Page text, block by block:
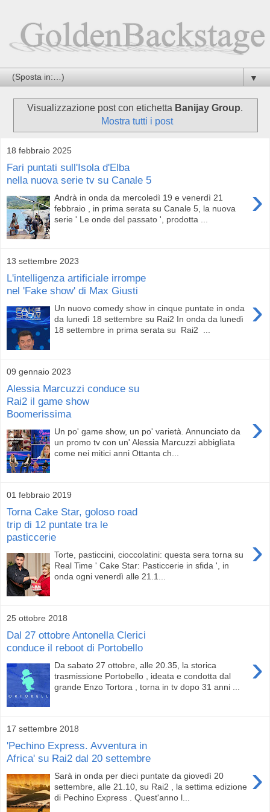
▼
Visualizzazione post con etichetta Banijay Group.
Mostra tutti i post
18 febbraio 2025
Fari puntati sull'Isola d'Elba
nella nuova serie tv su Canale 5
›
Andrà in onda da mercoledì 19 e venerdì 21
febbraio , in prima serata su Canale 5, la nuova
serie ' Le onde del passato ', prodotta ...
13 settembre 2023
L'intelligenza artificiale irrompe
nel 'Fake show' di Max Giusti
›
Un nuovo comedy show in cinque puntate in onda
da lunedì 18 settembre su Rai2 In onda da lunedì
18 settembre in prima serata su Rai2 ...
09 gennaio 2023
Alessia Marcuzzi conduce su
Rai2 il game show
Boomerissima
›
Un po' game show, un po' varietà. Annunciato da
un promo tv con un' Alessia Marcuzzi abbigliata
come nei mitici anni Ottanta ch...
01 febbraio 2019
Torna Cake Star, goloso road
trip di 12 puntate tra le
pasticcerie
›
Torte, pasticcini, cioccolatini: questa sera torna su
Real Time ' Cake Star: Pasticcerie in sfida ', in
onda ogni venerdì alle 21.1...
25 ottobre 2018
Dal 27 ottobre Antonella Clerici
conduce il reboot di Portobello
›
Da sabato 27 ottobre, alle 20.35, la storica
trasmissione Portobello , ideata e condotta dal
grande Enzo Tortora , torna in tv dopo 31 anni ...
17 settembre 2018
'Pechino Express. Avventura in
Africa' su Rai2 dal 20 settembre
›
Sarà in onda per dieci puntate da giovedì 20
settembre, alle 21.10, su Rai2 , la settima edizione
di Pechino Express . Quest'anno l...